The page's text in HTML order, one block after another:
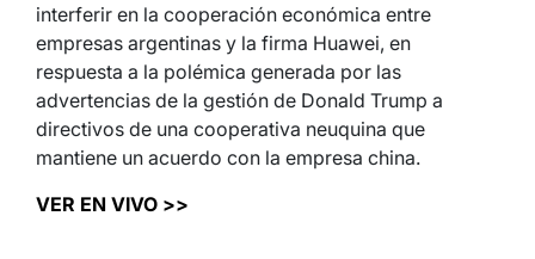
interferir en la cooperación económica entre
empresas argentinas y la firma Huawei, en
respuesta a la polémica generada por las
advertencias de la gestión de Donald Trump a
directivos de una cooperativa neuquina que
mantiene un acuerdo con la empresa china.
VER EN VIVO >>